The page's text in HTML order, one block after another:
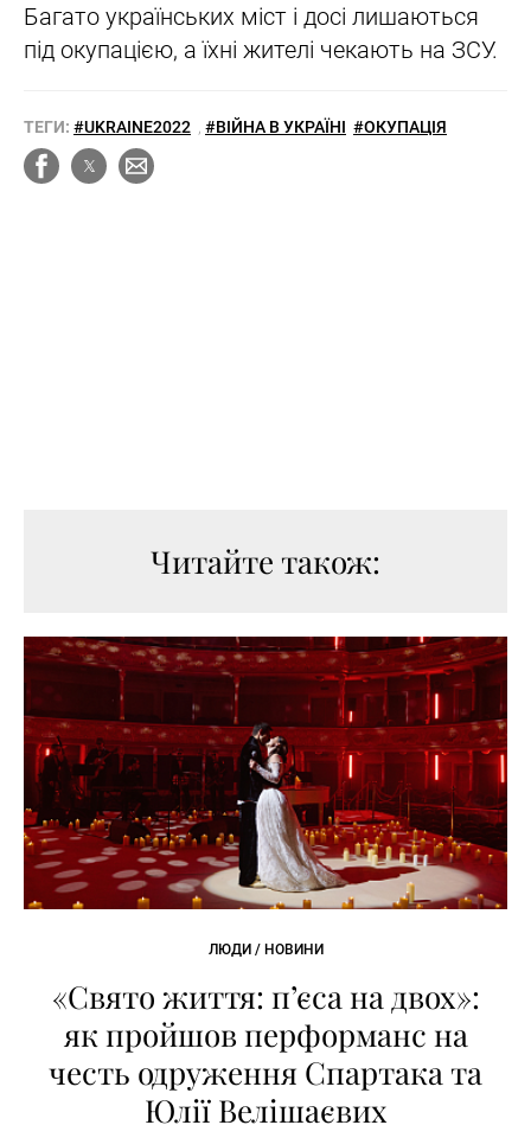
Багато українських міст і досі лишаються
під окупацією, а їхні жителі чекають на ЗСУ.
ТЕГИ: #UKRAINE2022 #ВІЙНА В УКРАЇНІ #ОКУПАЦІЯ
Читайте також:
ЛЮДИ / НОВИНИ
«Свято життя: п’єса на двох»:
як пройшов перформанс на
честь одруження Спартака та
Юлії Велішаєвих